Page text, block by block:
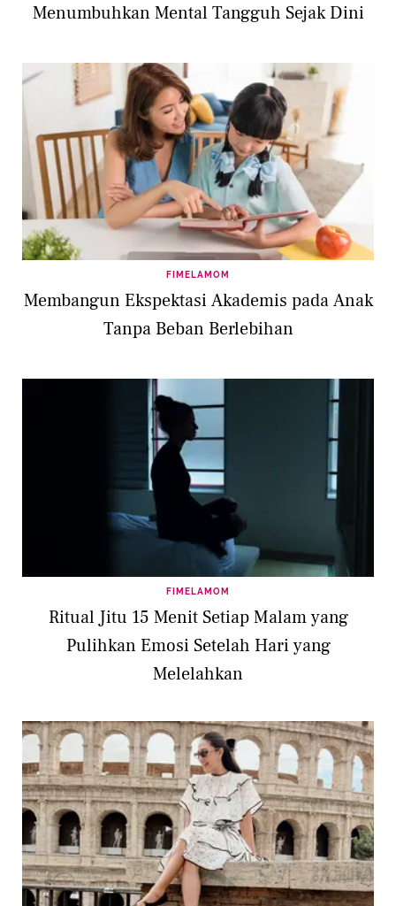
Menumbuhkan Mental Tangguh Sejak Dini
FIMELAMOM
Membangun Ekspektasi Akademis pada Anak
Tanpa Beban Berlebihan
FIMELAMOM
Ritual Jitu 15 Menit Setiap Malam yang
Pulihkan Emosi Setelah Hari yang
Melelahkan